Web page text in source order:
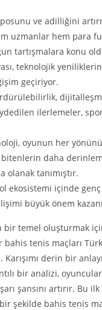
ve adilliğini
uzmanlar hem para
tartışmalara konu
teknolojik
geçiriyor.
ilerlemeler,
oyunun her
daha
olanak tanımıştır.
ekosistemi içinde
büyük önem
bir temel oluşturmak
tenis maçları
derin bir
bir analizi,
şansını artırır. Bu ilk
şekilde bahis tenis